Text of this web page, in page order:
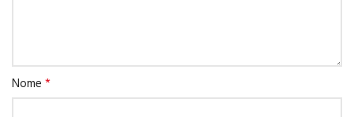
Nome *